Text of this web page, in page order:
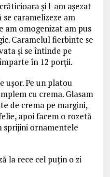
și l-am așezat
se caramelizeze am
am omogenizat am pus
Caramelul fierbinte se
și se întinde pe
în 12 porții.
ușor. Pe un platou
cu crema. Glasam
de crema pe margini,
apoi facem o rozetă
sprijini ornamentele
la rece cel puțin o zi